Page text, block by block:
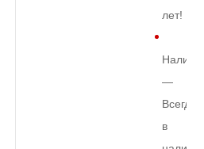
лет!
—
Всегда
в